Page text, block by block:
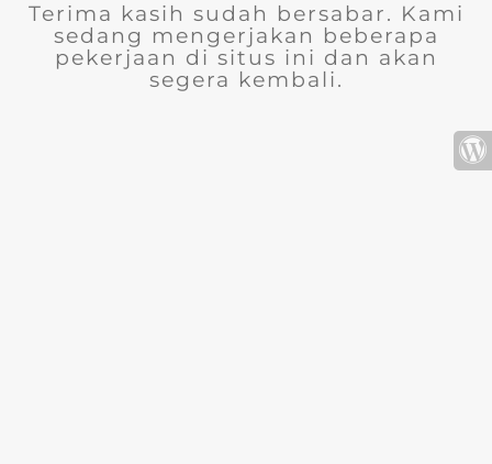
Terima kasih sudah bersabar. Kami
sedang mengerjakan beberapa
pekerjaan di situs ini dan akan
segera kembali.